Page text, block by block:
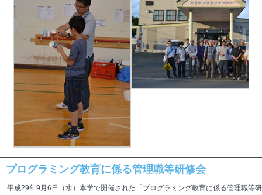
プログラミング教育に係る管理職等研修会
平成29年9月6日（水）本学で開催された「プログラミング教育に係る管理職等研